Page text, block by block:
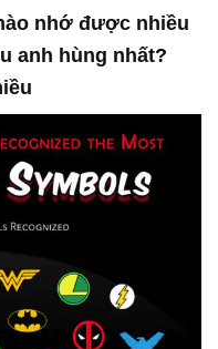
nhớ được nhiều
anh hùng nhất?